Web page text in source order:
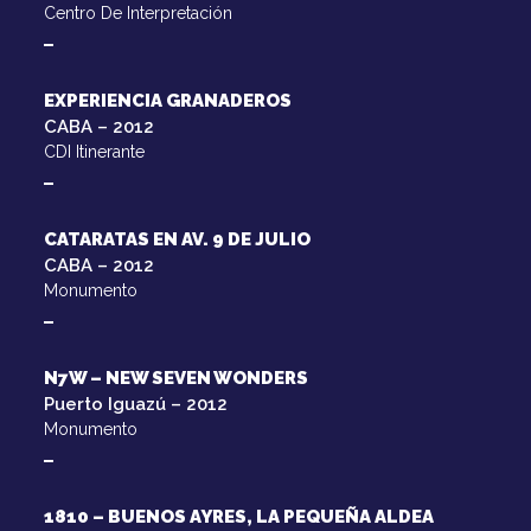
Centro De Interpretación
EXPERIENCIA GRANADEROS
CABA – 2012
CDI Itinerante
CATARATAS EN AV. 9 DE JULIO
CABA – 2012
Monumento
N7W – NEW SEVEN WONDERS
Puerto Iguazú – 2012
Monumento
1810 – BUENOS AYRES, LA PEQUEÑA ALDEA